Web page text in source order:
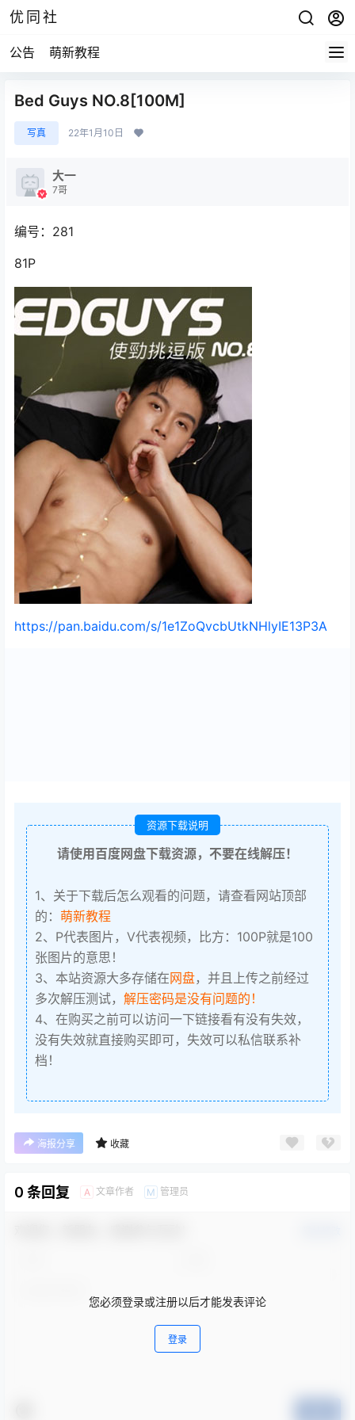
优同社
公告 萌新教程
Bed Guys NO.8[100M]
写真 22年1月10日
大一
7哥
编号：281
81P
https://pan.baidu.com/s/1e1ZoQvcbUtkNHlyIE13P3A
资源下载说明
请使用百度网盘下载资源，不要在线解压！
1、关于下载后怎么观看的问题，请查看网站顶部
的： 萌新教程
2、P代表图片，V代表视频，比方：100P就是100
张图片的意思！
3、本站资源大多存储在网盘，并且上传之前经过
多次解压测试， 解压密码是没有问题的！
4、在购买之前可以访问一下链接看有没有失效，
没有失效就直接购买即可，失效可以私信联系补
档！
海报分享 收藏
0 条回复 A 文章作者 M 管理员
您必须登录或注册以后才能发表评论
登录